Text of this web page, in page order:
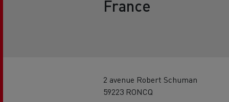
France
2 avenue Robert Schuman
59223 RONCQ